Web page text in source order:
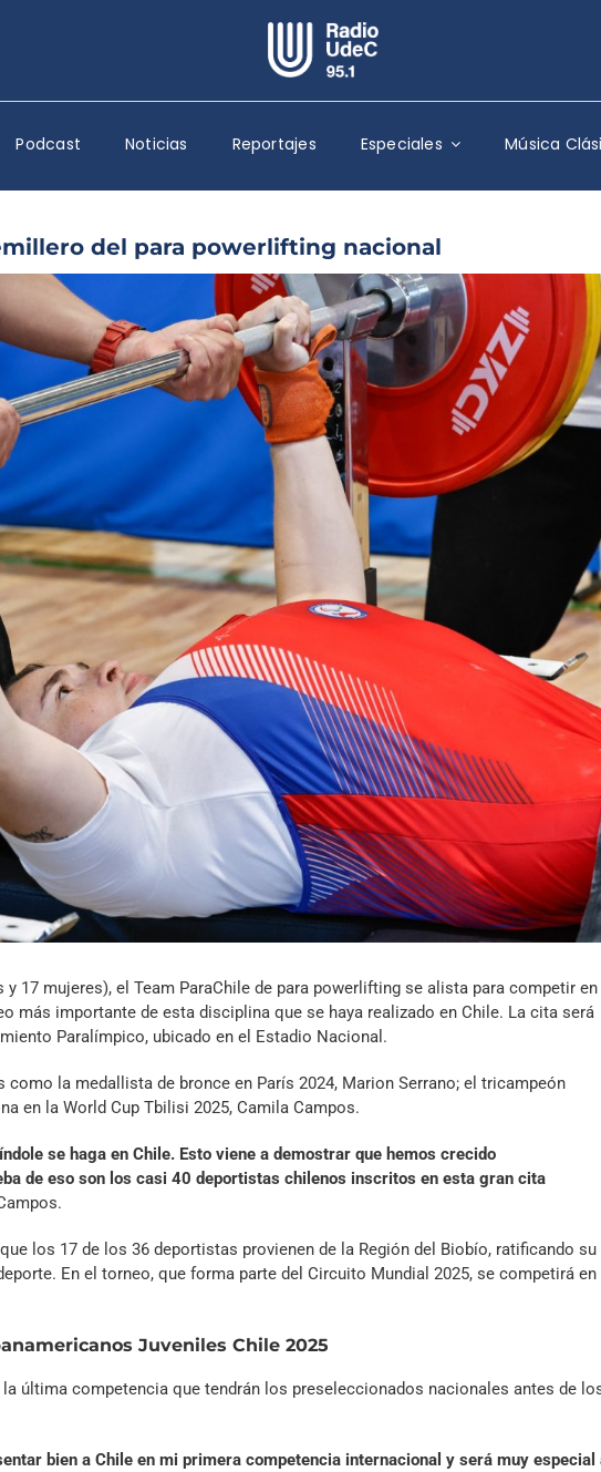
Escuchar Radio UdeC en vivo
Quiénes Somos
Programación
Podcast
Noticias
Reportajes
Columnas
Música Clásica
Especiales
Archivo Sonoro
Podcast Noticias Reportajes Especiales Música
del para powerlifting nacional
17 mujeres), el Team ParaChile de para powerlifting se alista para competir en
más importante de esta disciplina que se haya realizado en Chile. La cita será
Paralímpico, ubicado en el Estadio Nacional.
la medallista de bronce en París 2024, Marion Serrano; el tricampeón
en la World Cup Tbilisi 2025, Camila Campos.
se haga en Chile. Esto viene a demostrar que hemos crecido
de eso son los casi 40 deportistas chilenos inscritos en esta gran cita
los 17 de los 36 deportistas provienen de la Región del Biobío, ratificando su
En el torneo, que forma parte del Circuito Mundial 2025, se competirá en
Juveniles Chile 2025
última competencia que tendrán los preseleccionados nacionales antes de
bien a Chile en mi primera competencia internacional y será muy especial